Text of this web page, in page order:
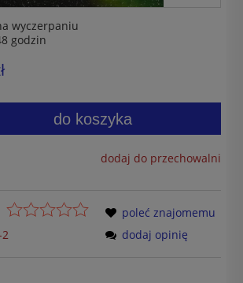
wyczerpaniu
godzin
do koszyka
dodaj do przechowalni
poleć znajomemu
dodaj opinię